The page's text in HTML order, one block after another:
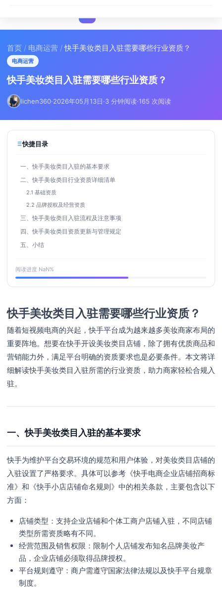
首页 / 电商运营 / 快手美妆类目入驻需要哪些行业资质？
电商运营
快手美妆类目入驻需要哪些行业资质？
lichen360·2026年05月13日·3 分钟阅读·165 次阅读
快捷目录
一、快手美妆类目入驻的基本要求
二、快手美妆类目行业资质详细清单
2.1 基础资质
2.2 品牌授权及经营资质
三、快手美妆类目入驻流程及注意事项
四、快手美妆类目资质更新与管理规定
五、小结
阅读进度 NaN%
快手美妆类目入驻需要哪些行业资质？
随着短视频电商的兴起，快手平台成为越来越多美妆商家布局的
重要阵地。想要在快手开设美妆类目店铺，除了拥有优质商品和
营销能力外，满足平台明确的资质要求也是必要条件。本文将详
细解读快手美妆类目入驻所需的行业资质，助力商家轻松合规入
驻。
一、快手美妆类目入驻的基本要求
快手为维护平台交易环境的规范和用户体验，对美妆类目店铺的
入驻设置了严格要求。具体可以参考《快手电商企业店铺招商标
准》和《快手小店店铺命名规则》中的相关条款，主要包含以下
方面：
店铺类型：支持企业店铺和个体工商户店铺入驻，不同店铺
类型所需资质略有不同。
经营范围及销售权限：限制个人店铺发布知名品牌美妆产
品，企业店铺必须取得品牌授权。
平台规则遵守：商户需遵守国家法律法规以及快手平台规章
制度。